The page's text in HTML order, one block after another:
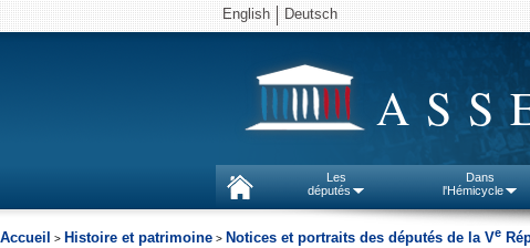
English Deutsch
Les
députés
Dans
l'Hémicycle
Accueil > Histoire et patrimoine > Notices et portraits des députés de la Ve